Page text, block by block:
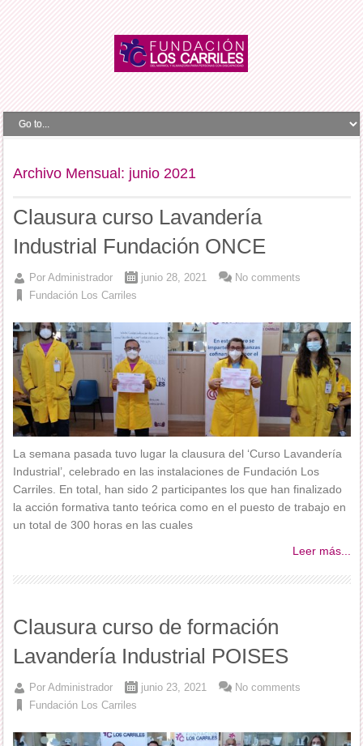
Archivo Mensual: junio 2021
Clausura curso Lavandería
Industrial Fundación ONCE
PorAdministrador
junio 28, 2021
Fundación Los Carriles
No comments
La semana pasada tuvo lugar la clausura del ‘Curso Lavandería
Industrial’, celebrado en las instalaciones de Fundación Los
Carriles. En total, han sido 2 participantes los que han finalizado
la acción formativa tanto teórica como en el puesto de trabajo en
un total de 300 horas en las cuales
Leer más...
Clausura curso de formación
Lavandería Industrial POISES
PorAdministrador
junio 23, 2021
Fundación Los Carriles
No comments